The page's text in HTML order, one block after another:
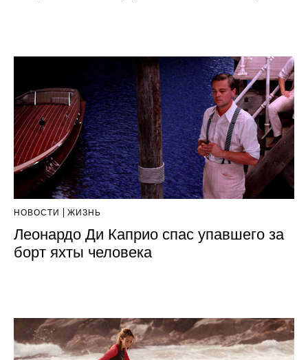
НОВОСТИ ЖИЗНЬ
Леонардо Ди Каприо спас упавшего за
борт яхты человека